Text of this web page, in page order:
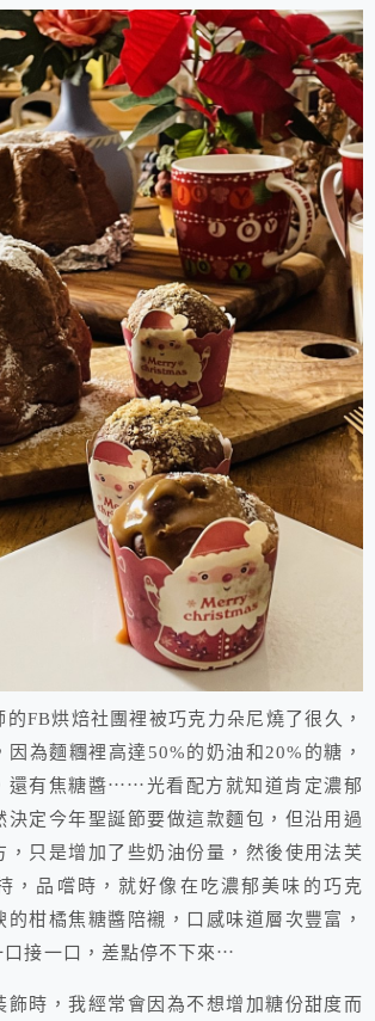
FB烘焙社團裡被巧克力朵尼燒了很久，
因為麵糰裡高達50%的奶油和20%的糖，
還有焦糖醬⋯⋯光看配方就知道肯定濃郁
定今年聖誕節要做這款麵包，但沿用過
，只是增加了些奶油份量，然後使用法芙
，品嚐時，就好像在吃濃郁美味的巧克
的柑橘焦糖醬陪襯，口感味道層次豐富，
口接一口，差點停不下來⋯
飾時，我經常會因為不想增加糖份甜度而